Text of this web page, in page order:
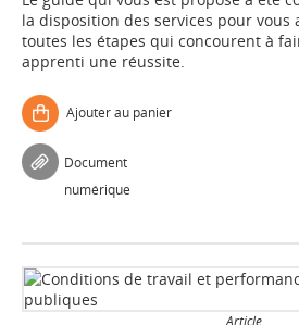
la disposition des services pour vous
toutes les étapes qui concourent à
apprenti une réussite.
Ajouter au panier
Document
numérique
Article